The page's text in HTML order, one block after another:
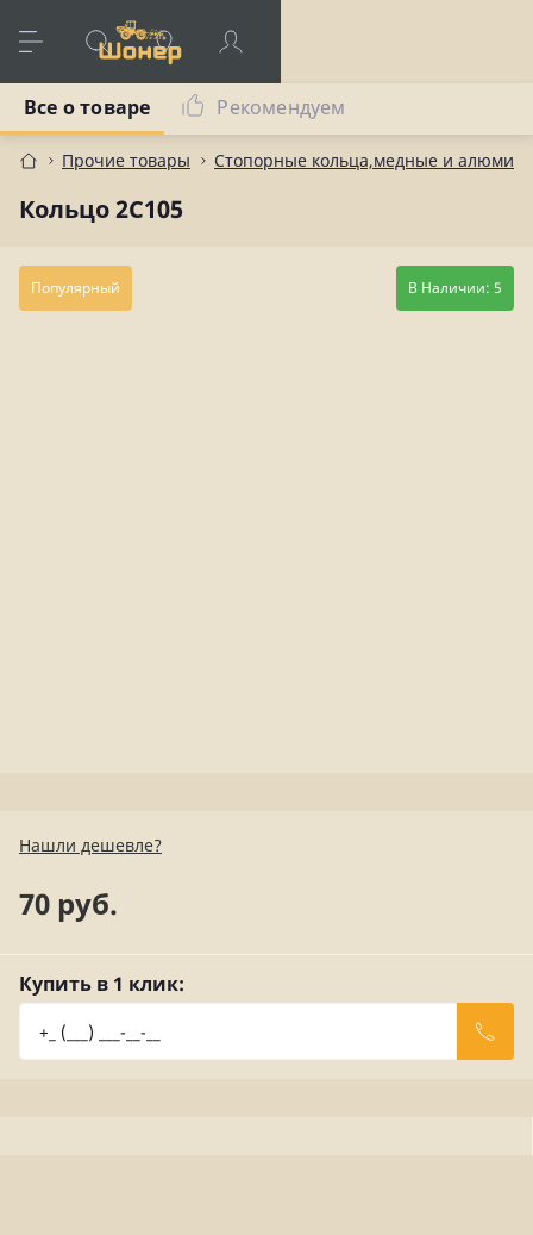
Прочие товары Стопорные кольца,медные и
Кольцо 2С105
Все о товаре Рекомендуем
Популярный В Наличии: 5
Нашли дешевле?
70 руб.
Купить в 1 клик: